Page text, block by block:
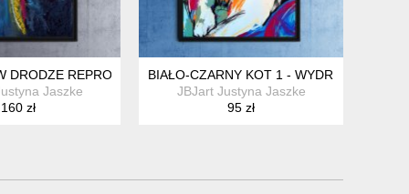
DRODZE REPRODUKCJA PASTELI SUCHYCH
Jaszke
160 zł
BIAŁO-CZARNY KOT 1 - WYDRUK NA
JBJart Justyna Jaszke
95 zł